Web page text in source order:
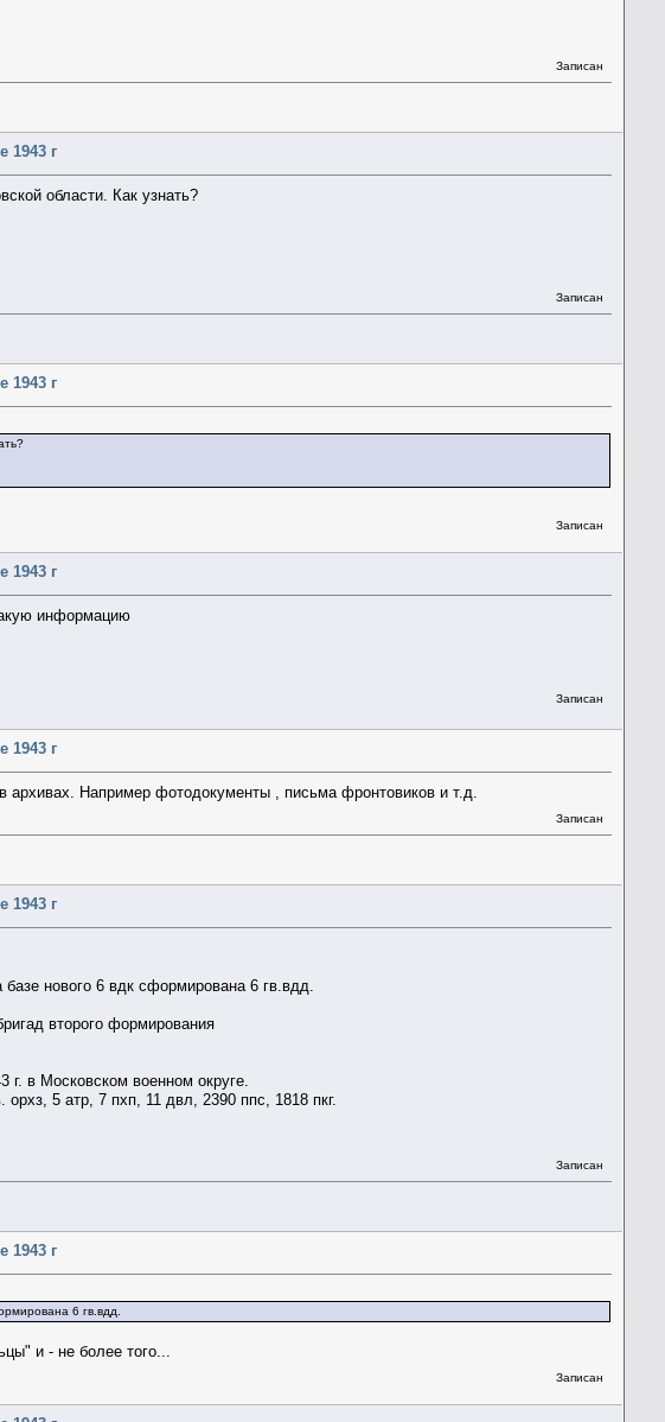
Записан
1943 г
области. Как узнать?
Записан
1943 г
Записан
1943 г
информацию
Записан
1943 г
Например фотодокументы , письма фронтовиков и т.д.
Записан
1943 г
нового 6 вдк сформирована 6 гв.вдд.
второго формирования
г. в Московском военном округе.
5 атр, 7 пхп, 11 двл, 2390 ппс, 1818 пкг.
Записан
1943 г
6 гв.вдд.
и - не более того...
Записан